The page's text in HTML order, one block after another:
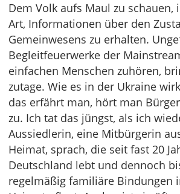
Dem Volk aufs Maul zu schauen,
Art, Informationen über den
Gemeinwesens zu erhalten.
Begleitfeuerwerke der
einfachen Menschen zuhören,
zutage. Wie es in der Ukraine
das erfährt man, hört man
zu. Ich tat das jüngst, als ich
Aussiedlerin, eine Mitbürgerin
Heimat, sprach, die seit fast 20
Deutschland lebt und dennoch
regelmäßig familiäre Bindungen